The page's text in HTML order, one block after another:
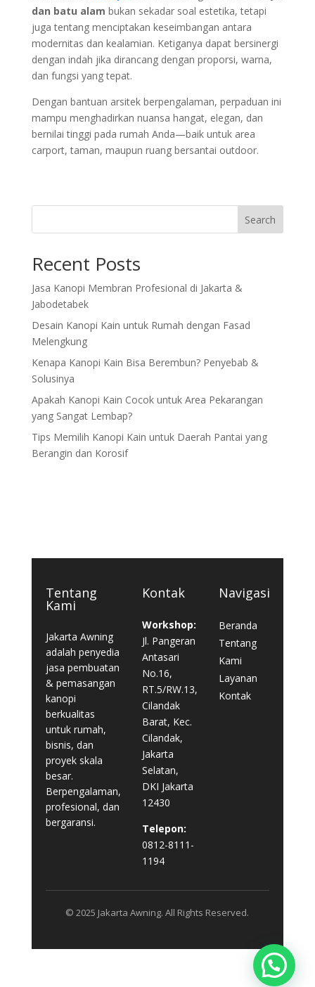
dan batu alam bukan sekadar soal estetika, tetapi
juga tentang menciptakan keseimbangan antara
modernitas dan kealamian. Ketiganya dapat bersinergi
dengan indah jika dirancang dengan proporsi, warna,
dan fungsi yang tepat.
Dengan bantuan arsitek berpengalaman, perpaduan ini
mampu menghadirkan nuansa hangat, elegan, dan
bernilai tinggi pada rumah Anda—baik untuk area
carport, taman, maupun ruang bersantai outdoor.
Search
Recent Posts
Jasa Kanopi Membran Profesional di Jakarta &
Jabodetabek
Desain Kanopi Kain untuk Rumah dengan Fasad
Melengkung
Kenapa Kanopi Kain Bisa Berembun? Penyebab &
Solusinya
Apakah Kanopi Kain Cocok untuk Area Pekarangan
yang Sangat Lembap?
Tips Memilih Kanopi Kain untuk Daerah Pantai yang
Berangin dan Korosif
Tentang
Kami
Jakarta Awning
adalah penyedia
jasa pembuatan
& pemasangan
kanopi
berkualitas
untuk rumah,
bisnis, dan
proyek skala
besar.
Berpengalaman,
profesional, dan
bergaransi.
Kontak
Workshop:
Jl. Pangeran
Antasari
No.16,
RT.5/RW.13,
Cilandak
Barat, Kec.
Cilandak,
Jakarta
Selatan,
DKI Jakarta
12430
Telepon:
0812-8111-
1194
Navigasi
Beranda
Tentang
Kami
Layanan
Kontak
© 2025 Jakarta Awning. All Rights Reserved.